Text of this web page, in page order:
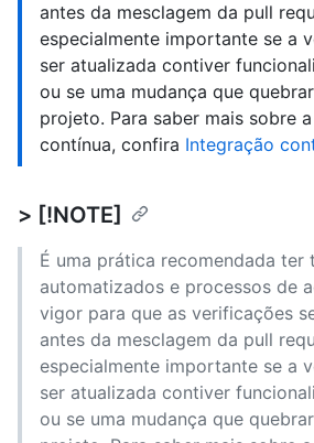
antes da mesclagem da pull
especialmente importante se a
ser atualizada contiver
ou se uma mudança que
projeto. Para saber mais sobre
contínua, confira Integração
> [!NOTE]
É uma prática recomendada ter
automatizados e processos de
vigor para que as verificações
antes da mesclagem da pull
especialmente importante se a
ser atualizada contiver
ou se uma mudança que